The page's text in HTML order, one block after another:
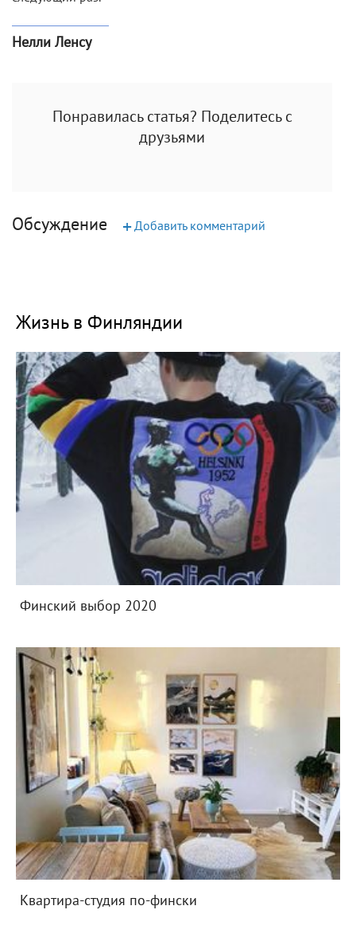
Нелли Лeнсу
Понравилась статья? Поделитесь с
друзьями
Обсуждение +Добавить комментарий
Жизнь в Финляндии
Финский выбор 2020
Квартира-студия по-фински